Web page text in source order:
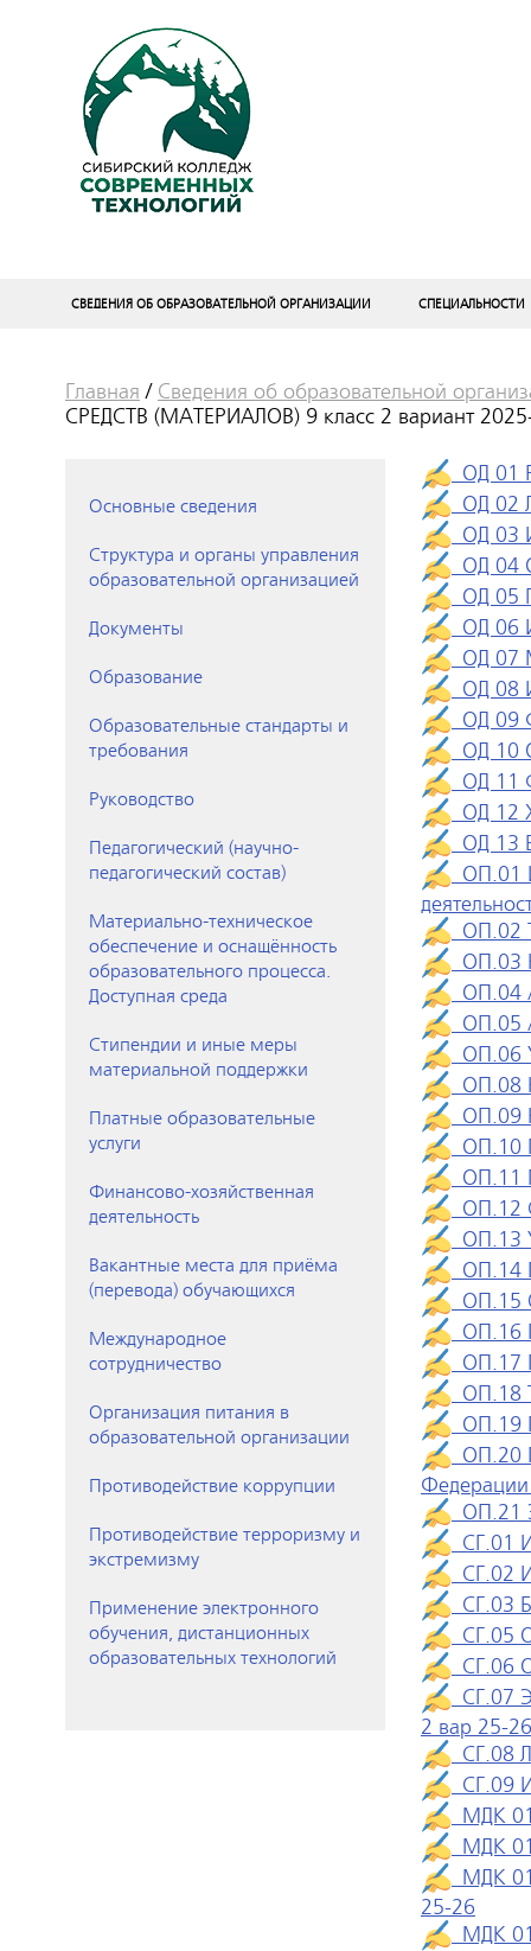
СВЕДЕНИЯ ОБ ОБРАЗОВАТЕЛЬНОЙ ОРГАНИЗАЦИИ СПЕЦИАЛЬНОСТИ
Главная / Сведения об образовательной
СРЕДСТВ (МАТЕРИАЛОВ) 9 класс 2 вариант
Основные сведения
Структура и органы управления
образовательной организацией
Документы
Образование
Образовательные стандарты и
требования
Руководство
Педагогический (научно-
педагогический состав)
Материально-техническое
обеспечение и оснащённость
образовательного процесса.
Доступная среда
Стипендии и иные меры
материальной поддержки
Платные образовательные
услуги
Финансово-хозяйственная
деятельность
Вакантные места для приёма
(перевода) обучающихся
Международное
сотрудничество
Организация питания в
образовательной организации
Противодействие коррупции
Противодействие терроризму и
экстремизму
Применение электронного
обучения, дистанционных
образовательных технологий
ОД 01
ОД 02
ОД 03
ОД 04
ОД 05
ОД 06
ОД 07
ОД 08
ОД 09
ОД 10
ОД 11
ОД 12
ОД 13
ОП.01
ОП.02
ОП.03
ОП.04
ОП.05
ОП.06
ОП.08
ОП.09
ОП.10
ОП.11
ОП.12
ОП.13
ОП.14
ОП.15
ОП.16
ОП.17
ОП.18
ОП.19
ОП.20
ОП.21
СГ.01
СГ.02
СГ.03
СГ.05
СГ.06
СГ.07
2 вар 25-26
СГ.08
СГ.09
МДК
МДК
МДК
25-26
МДК